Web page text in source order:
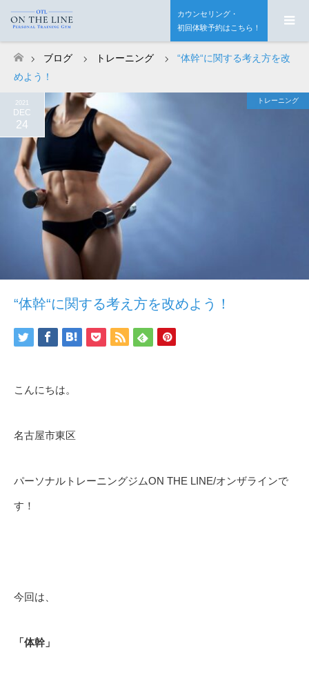
カウンセリング・
初回体験予約はこちら！
ホーム
ブログ トレーニング
“体幹“に関する考え方を改
めよう！
2021
DEC
24
トレーニング
“体幹“に関する考え方を改めよう！
こんにちは。
名古屋市東区
パーソナルトレーニングジムON THE LINE/オンザラインで
す！
今回は、
「体幹」